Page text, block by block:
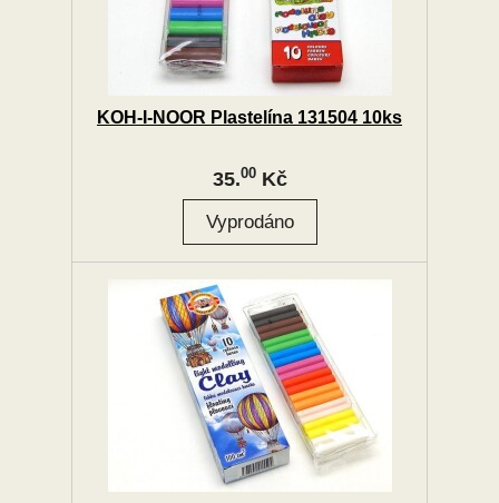
KOH-I-NOOR Plastelína 131504 10ks
35.00Kč